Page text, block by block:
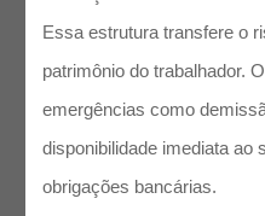
Essa estrutura transfere o
patrimônio do trabalhador.
emergências como
disponibilidade imediata ao
obrigações bancárias.